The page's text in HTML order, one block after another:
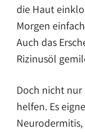
die Haut
Morgen
Auch das
Rizinusöl
Doch nicht
helfen. Es